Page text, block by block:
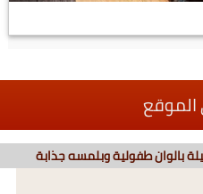
الموقع